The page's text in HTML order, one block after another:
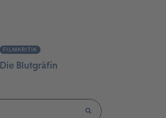
FILMKRITIK
Die Blutgräfin